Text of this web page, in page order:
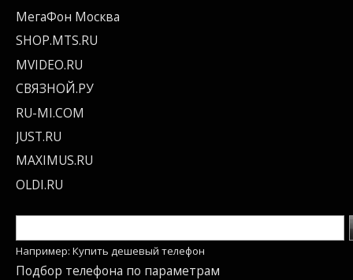
МегаФон Москва
SHOP.MTS.RU
MVIDEO.RU
СВЯЗНОЙ.РУ
RU-MI.COM
JUST.RU
MAXIMUS.RU
OLDI.RU
Например: Купить дешевый телефон
Подбор телефона по параметрам